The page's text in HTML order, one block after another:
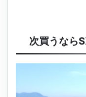
次買うなら